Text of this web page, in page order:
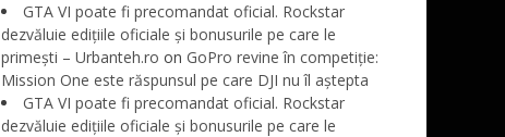
GTA VI poate fi precomandat oficial. Rockstar
dezvăluie edițiile oficiale și bonusurile pe care le
primești – Urbanteh.ro on GoPro revine în competiție:
Mission One este răspunsul pe care DJI nu îl aștepta
GTA VI poate fi precomandat oficial. Rockstar
dezvăluie edițiile oficiale și bonusurile pe care le